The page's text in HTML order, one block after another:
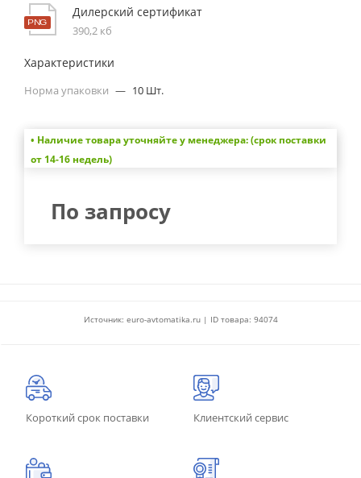
Дилерский сертификат
390,2 кб
Характеристики
Норма упаковки — 10 Шт.
• Наличие товара уточняйте у менеджера: (срок поставки
от 14-16 недель)
По запросу
Источник: euro-avtomatika.ru | ID товара: 94074
Короткий срок поставки Клиентский сервис